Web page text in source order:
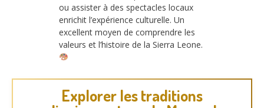
ou assister à des spectacles locaux
enrichit l’expérience culturelle. Un
excellent moyen de comprendre les
valeurs et l’histoire de la Sierra Leone.
Explorer les traditions